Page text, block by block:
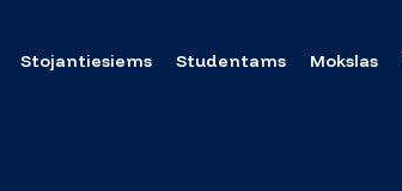
Stojantiesiems Studentams Mokslas